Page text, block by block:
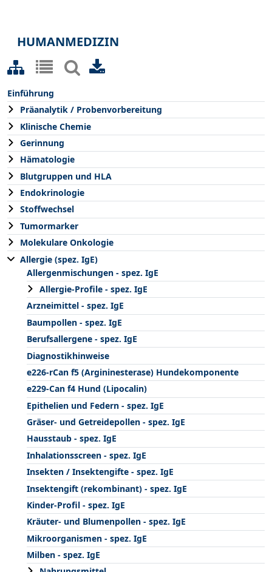
HUMANMEDIZIN
Einführung
Präanalytik / Probenvorbereitung
Klinische Chemie
Gerinnung
Hämatologie
Blutgruppen und HLA
Endokrinologie
Stoffwechsel
Tumormarker
Molekulare Onkologie
Allergie (spez. IgE)
Allergenmischungen - spez. IgE
Allergie-Profile - spez. IgE
Arzneimittel - spez. IgE
Baumpollen - spez. IgE
Berufsallergene - spez. IgE
Diagnostikhinweise
e226-rCan f5 (Argininesterase) Hundekomponente
e229-Can f4 Hund (Lipocalin)
Epithelien und Federn - spez. IgE
Gräser- und Getreidepollen - spez. IgE
Hausstaub - spez. IgE
Inhalationsscreen - spez. IgE
Insekten / Insektengifte - spez. IgE
Insektengift (rekombinant) - spez. IgE
Kinder-Profil - spez. IgE
Kräuter- und Blumenpollen - spez. IgE
Mikroorganismen - spez. IgE
Milben - spez. IgE